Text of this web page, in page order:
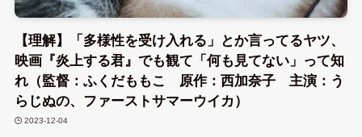
【理解】「多様性を受け入れる」とか言ってるヤツ、
映画『炎上する君』でも観て「何も見てない」って知
れ（監督：ふくだももこ 原作：西加奈子 主演：う
らじぬの、ファーストサマーウイカ）
2023-12-04